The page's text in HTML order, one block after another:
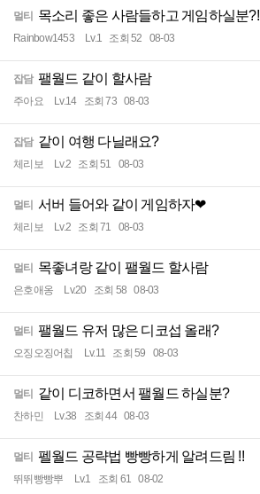
멀티 목소리 좋은 사람들하고 게임하실분?!
Rainbow1453 Lv.1 조회 52 08-03
잡담 팰월드 같이 할사람
주아요 Lv.14 조회 73 08-03
잡담 같이 여행 다닐래요?
체리보 Lv.2 조회 51 08-03
멀티 서버 들어와 같이 게임하자❤
체리보 Lv.2 조회 71 08-03
멀티 목좋녀랑 같이 팰월드 할사람
은호애옹 Lv.20 조회 58 08-03
멀티 팰월드 유저 많은 디코섭 올래?
오징오징어칩 Lv.11 조회 59 08-03
멀티 같이 디코하면서 팰월드 하실분?
찬하민 Lv.38 조회 44 08-03
멀티 펠월드 공략법 빵빵하게 알려드림 !!
뛰뛰빵빵뿌 Lv.1 조회 61 08-02